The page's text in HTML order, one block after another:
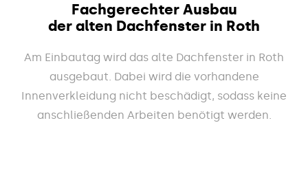
Fachgerechter Ausbau
der alten Dachfenster in Roth
Am Einbautag wird das alte Dachfenster in Roth
ausgebaut. Dabei wird die vorhandene
Innenverkleidung nicht beschädigt, sodass keine
anschließenden Arbeiten benötigt werden.